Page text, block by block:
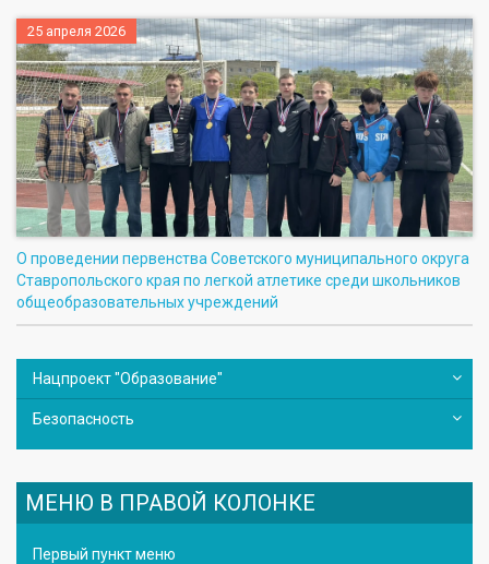
25 апреля 2026
О проведении первенства Советского муниципального округа
Ставропольского края по легкой атлетике среди школьников
общеобразовательных учреждений
Нацпроект "Образование"
Безопасность
МЕНЮ В ПРАВОЙ КОЛОНКЕ
Первый пункт меню